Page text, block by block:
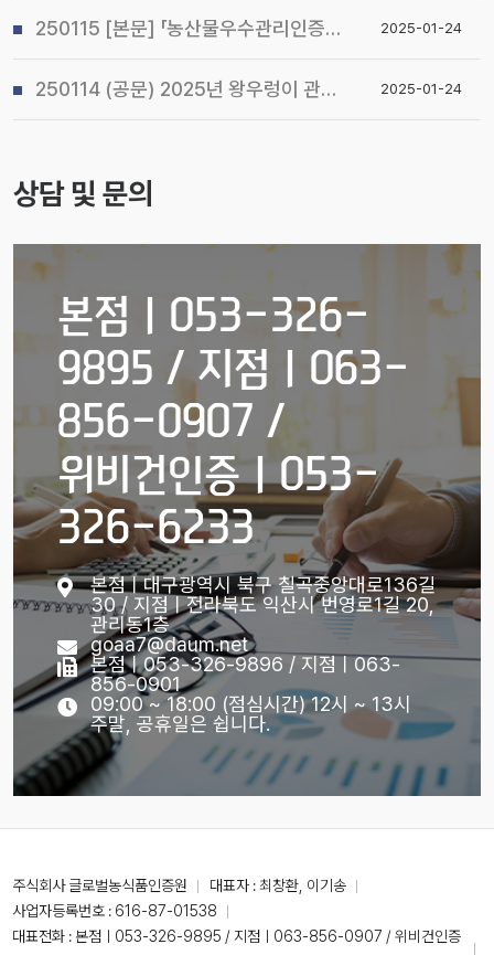
250115 [본문] 「농산물우수관리인증(GAP) 기본교육 관리지침」개정 알림 2025-01-24
250114 (공문) 2025년 왕우렁이 관리지침 및 전국 일제 수거기간 운영계획 알림 2025-01-24
상담 및 문의
본점ㅣ053-326-
9895 / 지점ㅣ063-
856-0907 /
위비건인증ㅣ053-
326-6233
본점ㅣ대구광역시 북구 칠곡중앙대로136길
30 / 지점ㅣ전라북도 익산시 번영로1길 20,
관리동1층
goaa7@daum.net
본점ㅣ053-326-9896 / 지점ㅣ063-
856-0901
09:00 ~ 18:00 (점심시간) 12시 ~ 13시
주말, 공휴일은 쉽니다.
주식회사 글로벌농식품인증원
대표자 : 최창환, 이기송
사업자등록번호 : 616-87-01538
대표전화 : 본점ㅣ053-326-9895 / 지점ㅣ063-856-0907 / 위비건인증